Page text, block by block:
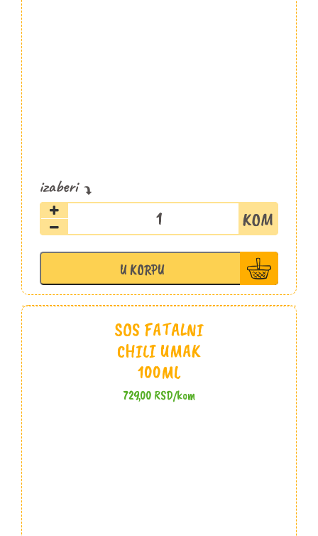
Thai
sos
187ml
količina
U KORPU
SOS FATALNI
CHILI UMAK
100ML
729,00RSD/kom